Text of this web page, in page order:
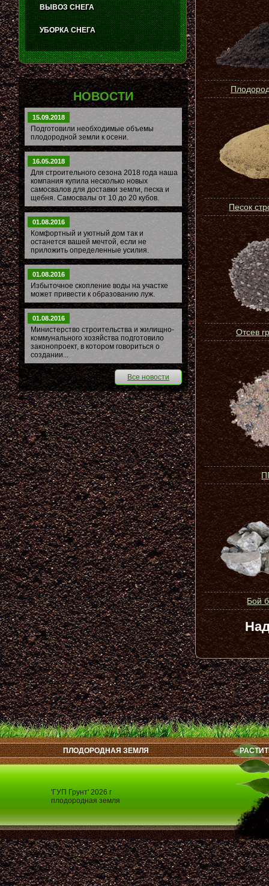
Песок
Отсев
Бой
ВЫВОЗ СНЕГА
УБОРКА СНЕГА
НОВОСТИ
15.09.2018
Подготовили необходимые объемы
плодородной земли к осени.
16.05.2018
Для строительного сезона 2018 года наша
компания купила несколько новых
самосвалов для доставки земли, песка и
щебня. Самосвалы от 10 до 20 кубов.
01.08.2016
Комфортный и уютный дом так и
останется вашей мечтой, если не
приложить определенные усилия.
01.08.2016
Избыточное скопление воды на участке
может привести к образованию луж.
01.08.2016
Министерство строительства и жилищно-
коммунального хозяйства подготовило
законопроект, в котором говориться о
создании...
Все новости
'ГУП Грунт' 2026 г
плодородная земля
ПЛОДОРОДНАЯ ЗЕМЛЯ